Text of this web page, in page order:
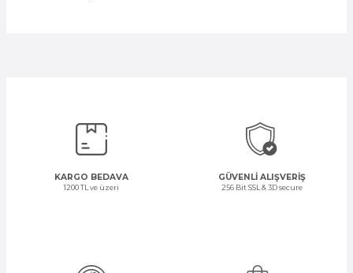
KARGO BEDAVA
1200 TL ve üzeri
GÜVENLİ ALIŞVERİŞ
256 Bit SSL & 3D secure